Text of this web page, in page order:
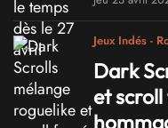
Jeux Indés -
Dark
et